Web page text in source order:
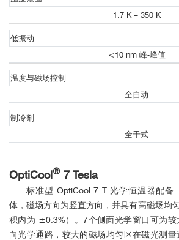
1.7 K – 350 K
低振动
<10 nm 峰-峰值
温度与磁场控制
全自动
制冷剂
全干式
OptiCool® 7 Tesla
标准型 OptiCool 7 T 光学恒温器配
体，磁场方向为竖直方向，并具有高磁场均
积内为 ±0.3%）。7个侧面光学窗口可为
向光学通路，较大的磁场均匀区在磁光测
接线与馈通
■Nature Physics：单层激子
图2，GdTiO3
的变化；(b)峰值反射率随温度变化；(c) 反
机制